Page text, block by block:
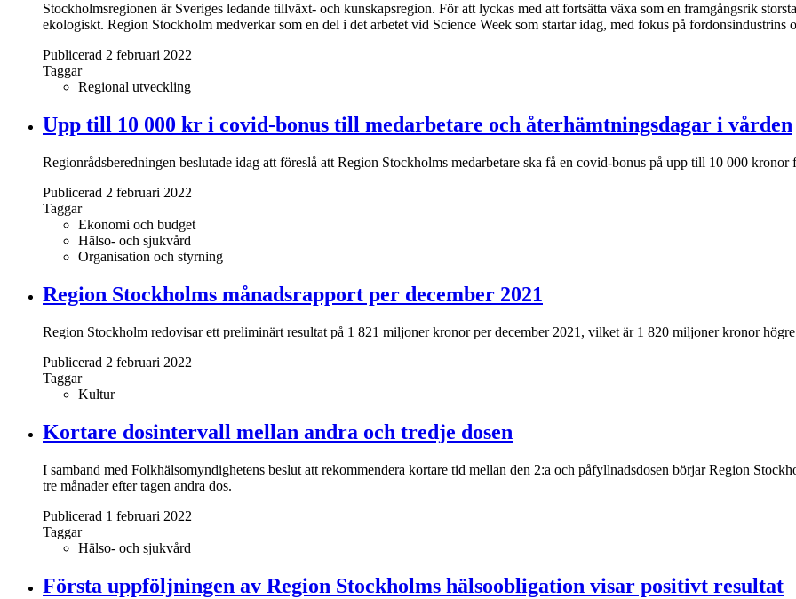
Stockholmsregionen är Sveriges ledande tillväxt- och kunskapsregion. För att lyckas med att fortsätta växa som en framgångsrik
ekologiskt. Region Stockholm medverkar som en del i det arbetet vid Science Week som startar idag, med fokus på fordonsindustrins
Publicerad 2 februari 2022
Taggar
Regional utveckling
Upp till 10 000 kr i covid-bonus till medarbetare och återhämtningsdagar i vården
Regionrådsberedningen beslutade idag att föreslå att Region Stockholms medarbetare ska få en covid-bonus på upp till 10 000
Publicerad 2 februari 2022
Taggar
Ekonomi och budget
Hälso- och sjukvård
Organisation och styrning
Region Stockholms månadsrapport per december 2021
Region Stockholm redovisar ett preliminärt resultat på 1 821 miljoner kronor per december 2021, vilket är 1 820 miljoner kronor
Publicerad 2 februari 2022
Taggar
Kultur
Kortare dosintervall mellan andra och tredje dosen
I samband med Folkhälsomyndighetens beslut att rekommendera kortare tid mellan den 2:a och påfyllnadsdosen börjar Region
tre månader efter tagen andra dos.
Publicerad 1 februari 2022
Taggar
Hälso- och sjukvård
Första uppföljningen av Region Stockholms hälsoobligation visar positivt resultat